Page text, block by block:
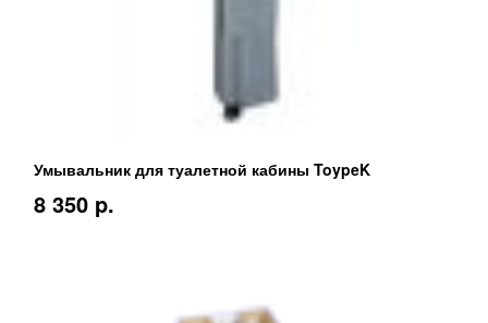
Умывальник для туалетной кабины ToypeK
8 350 p.